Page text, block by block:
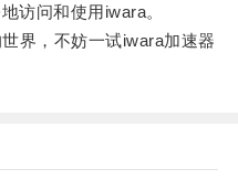
访问和使用iwara。
，不妨一试iwara加速器